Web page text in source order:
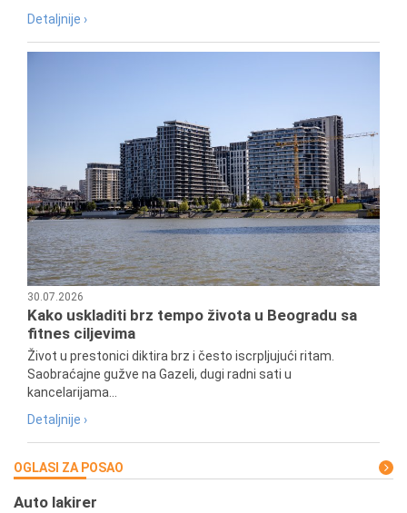
Detaljnije ›
30.07.2026
Kako uskladiti brz tempo života u Beogradu sa
fitnes ciljevima
Život u prestonici diktira brz i često iscrpljujući ritam.
Saobraćajne gužve na Gazeli, dugi radni sati u
kancelarijama...
Detaljnije ›
OGLASI ZA POSAO
Auto lakirer